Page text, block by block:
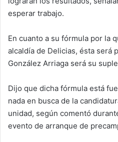
esperar trabajo.
En cuanto a su fórmula por la
alcaldía de Delicias, ésta será
González Arriaga será su
Dijo que dicha fórmula está
nada en busca de la
unidad, según comentó
evento de arranque de